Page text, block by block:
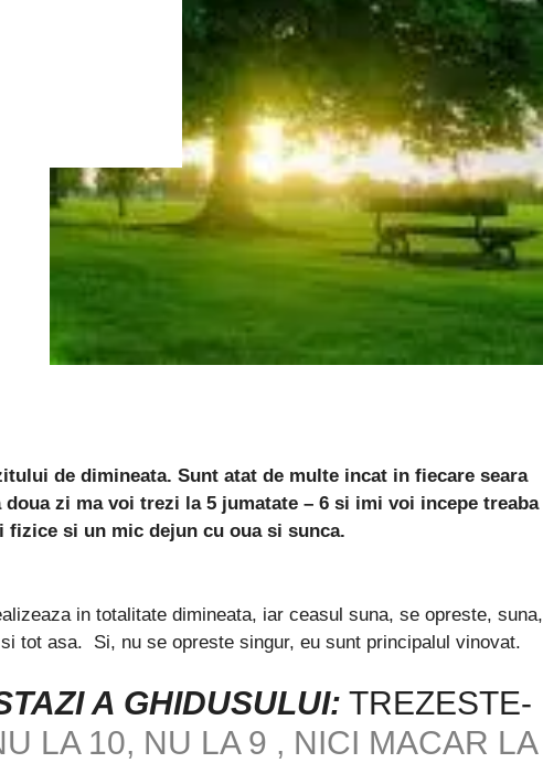
de dimineata. Sunt atat de multe incat in fiecare seara
doua zi ma voi trezi la 5 jumatate – 6 si imi voi incepe treaba
si un mic dejun cu oua si sunca.
in totalitate dimineata, iar ceasul suna, se opreste, suna,
tot asa. Si, nu se opreste singur, eu sunt principalul vinovat.
A GHIDUSULUI: TREZESTE-
LA 10, NU LA 9 , NICI MACAR LA